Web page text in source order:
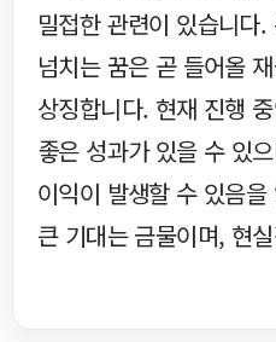
밀접한 관련이 있습니다
넘치는 꿈은 곧 들어올
상징합니다. 현재 진행
좋은 성과가 있을 수 있
이익이 발생할 수 있음
큰 기대는 금물이며, 현